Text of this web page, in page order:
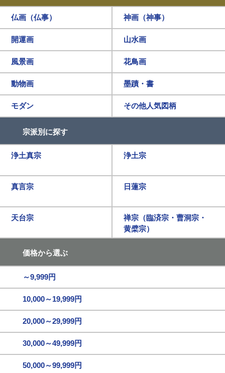
仏画（仏事） 神画（神事）
開運画 山水画
風景画 花鳥画
動物画 墨蹟・書
モダン その他人気図柄
宗派別に探す
浄土真宗 浄土宗
真言宗 日蓮宗
天台宗
禅宗（臨済宗・曹洞宗・
黄檗宗）
価格から選ぶ
～9,999円
10,000～19,999円
20,000～29,999円
30,000～49,999円
50,000～99,999円